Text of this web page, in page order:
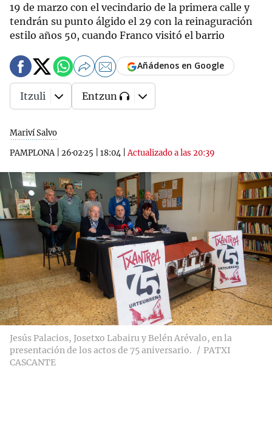
19 de marzo con el vecindario de la primera calle y
tendrán su punto álgido el 29 con la reinaguración
estilo años 50, cuando Franco visitó el barrio
Mariví Salvo
PAMPLONA| 26·02·25 18:04 |Actualizado a las 20:39
Añádenos en Google
Itzuli Entzun
Jesús Palacios, Josetxo Labairu y Belén Arévalo, en la
presentación de los actos de 75 aniversario.
PATXI
CASCANTE